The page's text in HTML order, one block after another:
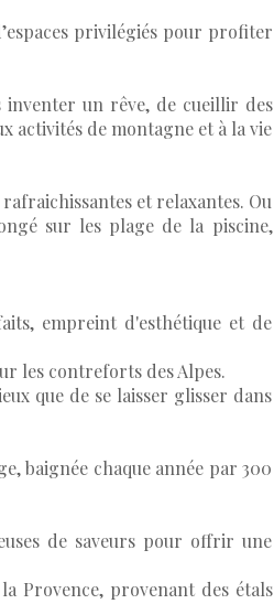
privilégiés pour profiter
inventer un rêve, de cueillir des
activités de montagne et à la vie
et relaxantes. Ou
sur les plage de la piscine,
empreint d'esthétique et de
les contreforts des Alpes.
que de se laisser glisser dans
baignée chaque année par 300
de saveurs pour offrir une
Provence, provenant des étals